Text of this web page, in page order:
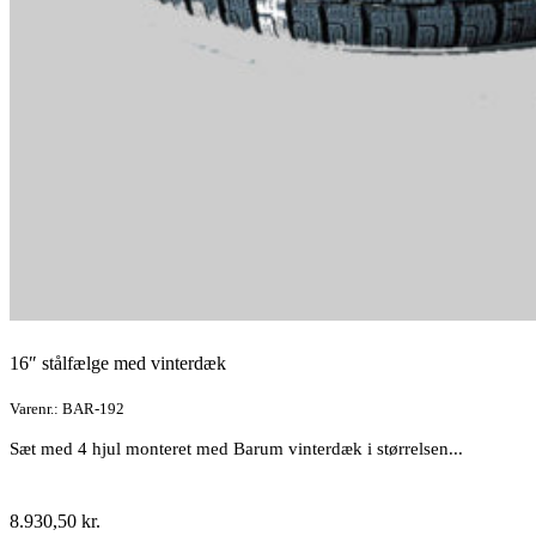
16″ stålfælge med vinterdæk
Varenr.: BAR-192
Sæt med 4 hjul monteret med Barum vinterdæk i størrelsen...
8.930,50 kr.